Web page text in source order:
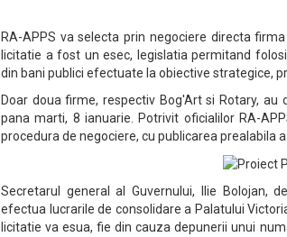
RA-APPS va selecta prin negociere directa
licitatie a fost un esec, legislatia permitand
din bani publici efectuate la obiective strategice,
Doar doua firme, respectiv Bog'Art si Rotary,
pana marti, 8 ianuarie. Potrivit oficialilor RA-
procedura de negociere, cu publicarea prealabila
Secretarul general al Guvernului, Ilie Bolojan,
efectua lucrarile de consolidare a Palatului
licitatie va esua, fie din cauza depunerii unui